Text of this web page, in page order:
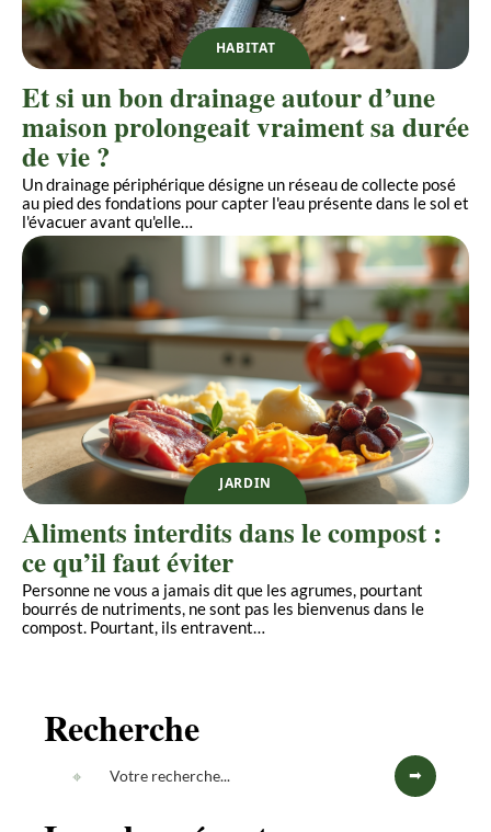
HABITAT
Et si un bon drainage autour d’une
maison prolongeait vraiment sa durée
de vie ?
Un drainage périphérique désigne un réseau de collecte posé
au pied des fondations pour capter l'eau présente dans le sol et
l'évacuer avant qu'elle…
JARDIN
Aliments interdits dans le compost :
ce qu’il faut éviter
Personne ne vous a jamais dit que les agrumes, pourtant
bourrés de nutriments, ne sont pas les bienvenus dans le
compost. Pourtant, ils entravent
Recherche